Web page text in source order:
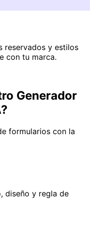
reservados y estilos
con tu marca.
Generador
formularios con la
diseño y regla de